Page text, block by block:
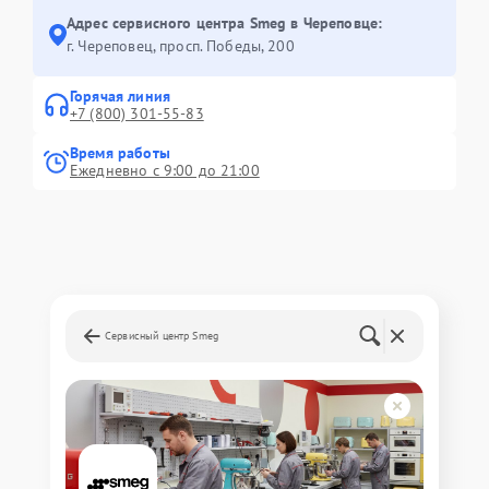
Адрес сервисного центра Smeg в Череповце:
г. Череповец, просп. Победы, 200
Горячая линия
+7 (800) 301-55-83
Время работы
Ежедневно с 9:00 до 21:00
Сервисный центр Smeg